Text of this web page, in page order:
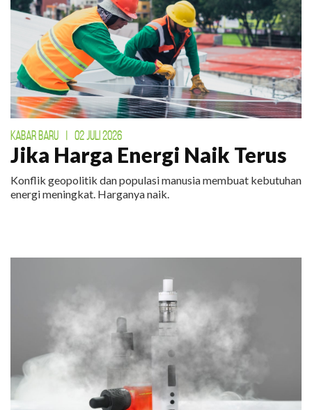
KABAR BARU | 02 JULI 2026
Jika Harga Energi Naik Terus
Konflik geopolitik dan populasi manusia membuat kebutuhan
energi meningkat. Harganya naik.